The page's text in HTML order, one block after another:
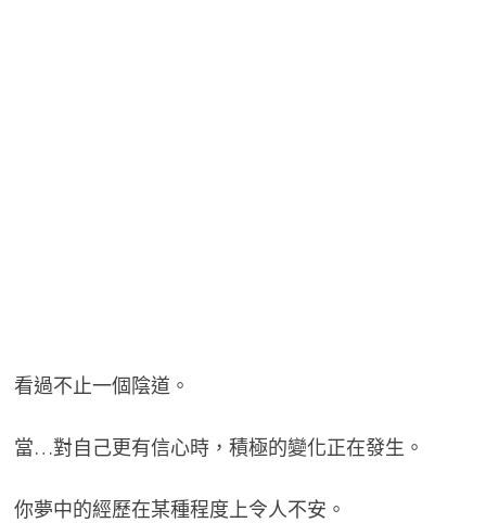
看過不止一個陰道。
當…對自己更有信心時，積極的變化正在發生。
你夢中的經歷在某種程度上令人不安。